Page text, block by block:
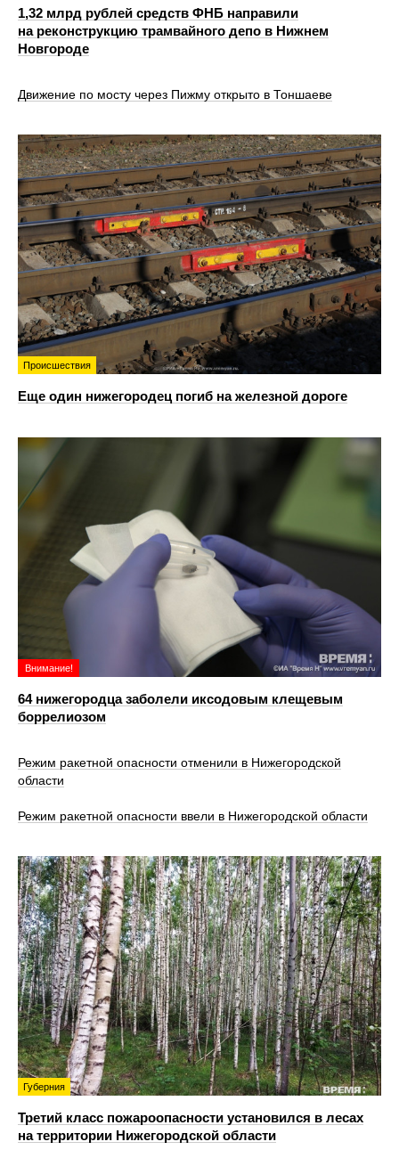
1,32 млрд рублей средств ФНБ направили
на реконструкцию трамвайного депо в Нижнем
Новгороде
Движение по мосту через Пижму открыто в Тоншаеве
Происшествия
Еще один нижегородец погиб на железной дороге
Внимание!
64 нижегородца заболели иксодовым клещевым
боррелиозом
Режим ракетной опасности отменили в Нижегородской
области
Режим ракетной опасности ввели в Нижегородской области
Губерния
Третий класс пожароопасности установился в лесах
на территории Нижегородской области